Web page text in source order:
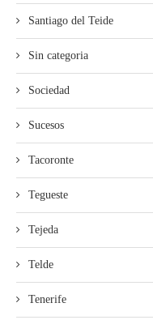
Santiago del Teide
Sin categoria
Sociedad
Sucesos
Tacoronte
Tegueste
Tejeda
Telde
Tenerife